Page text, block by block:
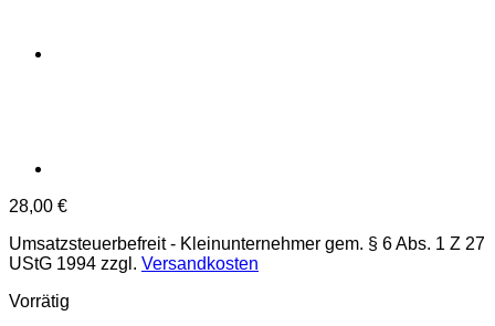
28,00 €
Umsatzsteuerbefreit - Kleinunternehmer gem. § 6 Abs. 1 Z 27
UStG 1994 zzgl. Versandkosten
Vorrätig